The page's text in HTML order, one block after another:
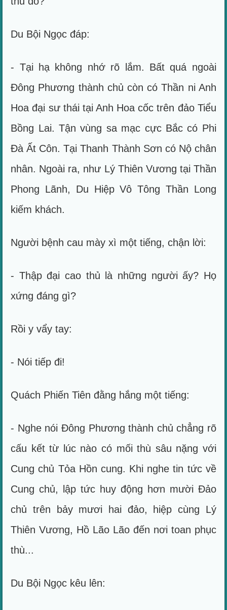
Du Bội Ngọc đáp:
- Tại hạ không nhớ rõ lắm. Bất quá ngoài
Đông Phương thành chủ còn có Thần ni Anh
Hoa đại sư thái tại Anh Hoa cốc trên đảo Tiểu
Bồng Lai. Tận vùng sa mạc cực Bắc có Phi
Đà Ất Côn. Tại Thanh Thành Sơn có Nộ chân
nhân. Ngoài ra, như Lý Thiên Vương tại Thần
Phong Lãnh, Du Hiệp Vô Tông Thần Long
kiếm khách.
Người bệnh cau mày xì một tiếng, chận lời:
- Thập đại cao thủ là những người ấy? Họ
xứng đáng gì?
Rồi y vẩy tay:
- Nói tiếp đi!
Quách Phiến Tiên đằng hắng một tiếng:
- Nghe nói Đông Phương thành chủ chẳng rõ
cấu kết từ lúc nào có mối thù sâu nặng với
Cung chủ Tỏa Hồn cung. Khi nghe tin tức về
Cung chủ, lập tức huy động hơn mười Đảo
chủ trên bảy mươi hai đảo, hiệp cùng Lý
Thiên Vương, Hồ Lão Lão đến nơi toan phục
thù...
Du Bội Ngọc kêu lên: